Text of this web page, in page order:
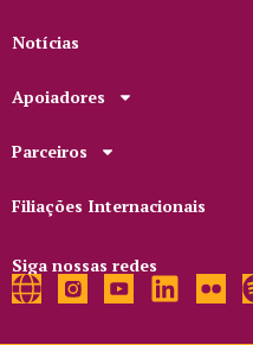
Notícias
Apoiadores
Parceiros
Filiações Internacionais
Siga nossas redes